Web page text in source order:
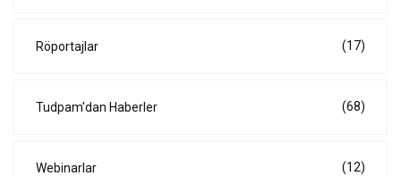
Röportajlar (17)
Tudpam'dan Haberler (68)
Webinarlar (12)